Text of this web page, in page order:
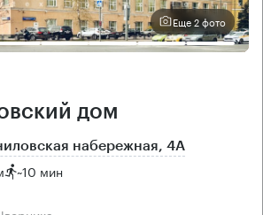
Еще 2 фото
дом
набережная, 4А
~10 мин